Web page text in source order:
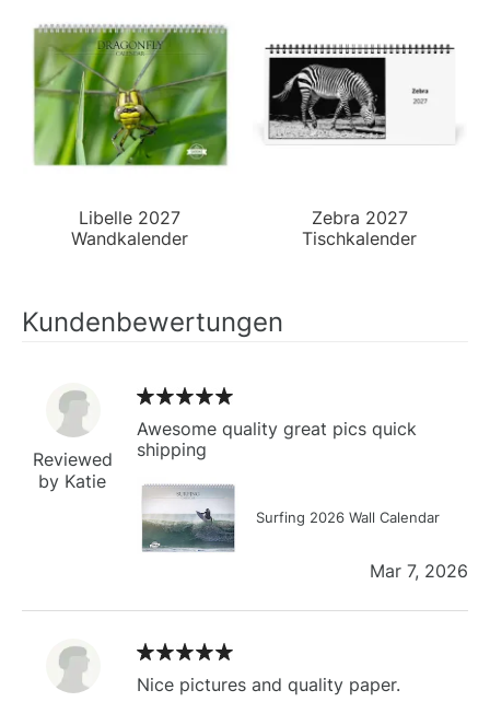
Libelle 2027
Wandkalender
Zebra 2027
Tischkalender
Kundenbewertungen
Reviewed
by Katie
Awesome quality great pics quick
shipping
Surfing 2026 Wall Calendar
Mar 7, 2026
Nice pictures and quality paper.